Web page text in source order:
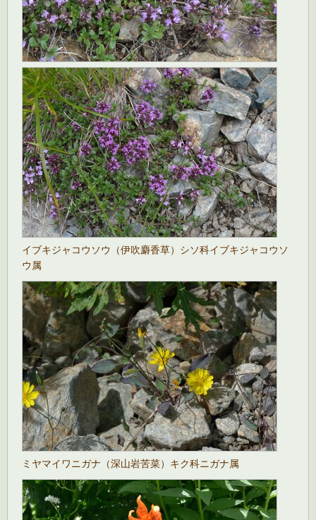
イブキジャコウソウ（伊吹麝香草）シソ科イブキジャコウソ
ウ属
ミヤマイワニガナ（深山岩苦菜）キク科ニガナ属